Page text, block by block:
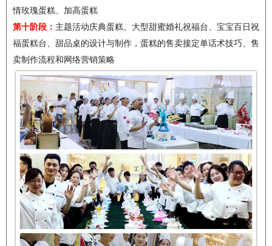
情玫瑰蛋糕、加高蛋糕
第十阶段： 主题活动庆典蛋糕、大型甜蜜婚礼祝福台、宝宝百日祝
福蛋糕台、甜品桌的设计与制作，蛋糕的售卖接定单话术技巧、售
卖制作流程和网络营销策略